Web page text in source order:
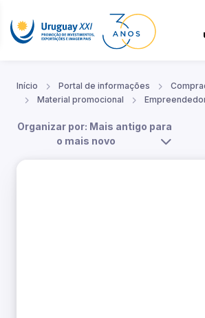
Início Portal de informações
Material promocional
Organizar por: Mais antigo para
o mais novo